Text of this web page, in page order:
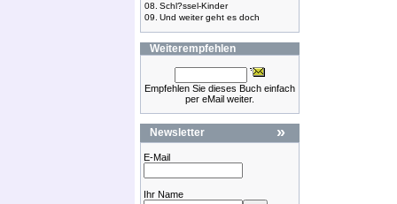
08. Schl?ssel-Kinder
09. Und weiter geht es doch
Weiterempfehlen
Empfehlen Sie dieses Buch einfach
per eMail weiter.
Newsletter »
E-Mail
Ihr Name